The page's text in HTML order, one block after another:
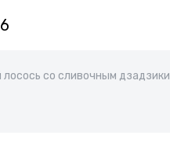
лосось со сливочным дзадзики